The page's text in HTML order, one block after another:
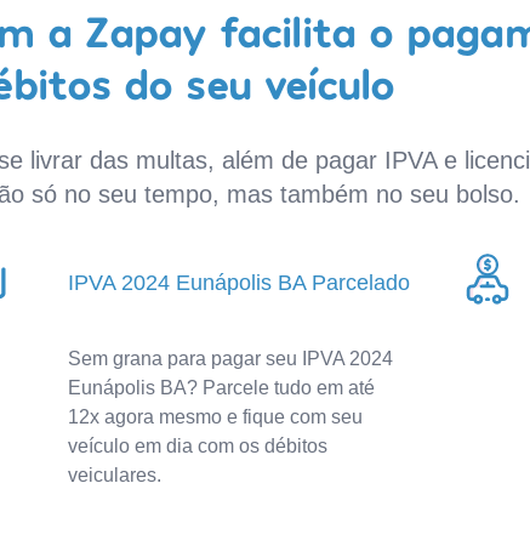
a Zapay facilita o
do seu veículo
livrar das multas, além de pagar IPVA e
só no seu tempo, mas também no seu bolso.
IPVA 2024 Eunápolis BA Parcelado
Sem grana para pagar seu IPVA 2024
Eunápolis BA? Parcele tudo em até
12x agora mesmo e fique com seu
veículo em dia com os débitos
veiculares.